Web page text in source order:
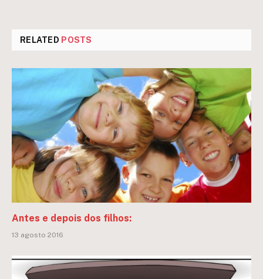
RELATED POSTS
Antes e depois dos filhos:
13 agosto 2016